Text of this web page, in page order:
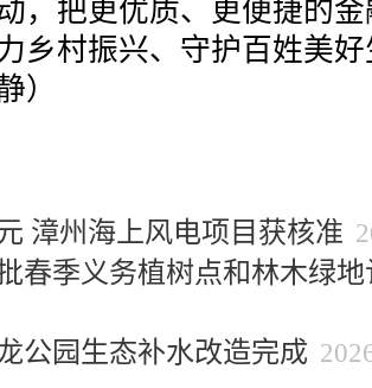
，把更优质、更便捷的
乡村振兴、守护百姓美
）
漳州海上风电项目获核准
春季义务植树点和林木绿
公园生态补水改造完成